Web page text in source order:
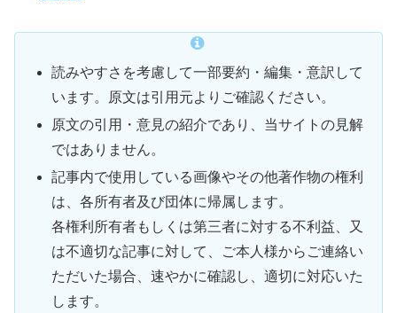
読みやすさを考慮して一部要約・編集・意訳して
います。原文は引用元よりご確認ください。
原文の引用・意見の紹介であり、当サイトの見解
ではありません。
記事内で使用している画像やその他著作物の権利
は、各所有者及び団体に帰属します。
各権利所有者もしくは第三者に対する不利益、又
は不適切な記事に対して、ご本人様からご連絡い
ただいた場合、速やかに確認し、適切に対応いた
します。